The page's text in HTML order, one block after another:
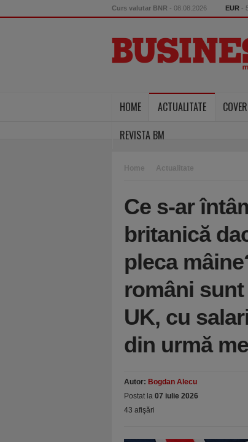
Curs valutar BNR - 08.08.2026 EUR -
HOME ACTUALITATE
REVISTA BM
Home Actualitate
Ce s-ar
britanică
pleca
români
UK, cu
din urmă
Autor: Bogdan Alecu
Postat la 07 iulie 2026
43 afişări